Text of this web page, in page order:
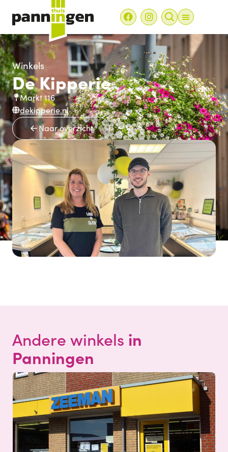
Winkels
De Kipperie
Markt 116
dekipperie.nl
Naar overzicht
Andere winkels in
Panningen